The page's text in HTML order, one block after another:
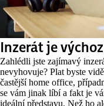
Inzerát je
Zahlédli jste zajímavý
nevyhovuje? Plat byste
častější home office,
se vám jinak líbí a fakt je
ideální představu. Než ho